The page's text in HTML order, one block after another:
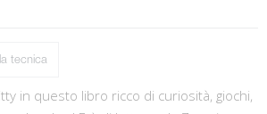
tecnica
in questo libro ricco di curiosità, giochi,